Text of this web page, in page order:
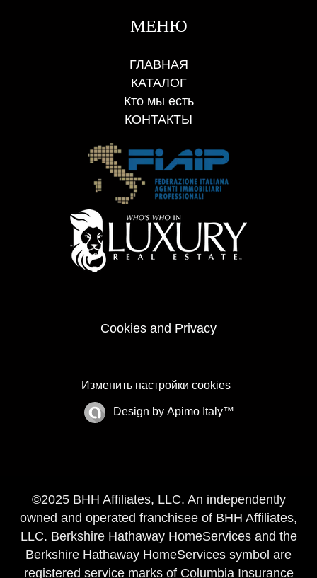
МЕНЮ
ГЛАВНАЯ
КАТАЛОГ
Кто мы есть
КОНТАКТЫ
Cookies and Privacy
Изменить настройки cookies
Design by Apimo Italy™
©2025 BHH Affiliates, LLC. An independently
owned and operated franchisee of BHH Affiliates,
LLC. Berkshire Hathaway HomeServices and the
Berkshire Hathaway HomeServices symbol are
registered service marks of Columbia Insurance